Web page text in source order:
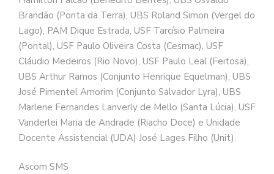
Brandão (Ponta da Terra), UBS Roland Simon (Vergel do
Lago), PAM Dique Estrada, USF Tarcísio Palmeira
(Pontal), USF Paulo Oliveira Costa (Cesmac), USF
Cláudio Medeiros (Rio Novo), USF Paulo Leal (Feitosa),
UBS Arthur Ramos (Conjunto Henrique Equelman), UBS
José Pimentel Amorim (Conjunto Salvador Lyra), UBS
Marlene Fernandes Lanverly de Mello (Santa Lúcia), USF
Vanderlei Maria de Andrade (Riacho Doce) e Unidade
Docente Assistencial (UDA) José Lages Filho (Unit).
Ascom SMS